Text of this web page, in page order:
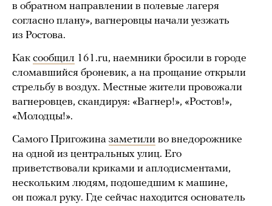
в обратном направлении в полевые лагеря
согласно плану», вагнеровцы начали уезжать
из Ростова.
Как сообщил 161.ru, наемники бросили в городе
сломавшийся броневик, а на прощание открыли
стрельбу в воздух. Местные жители провожали
вагнеровцев, скандируя: «Вагнер!», «Ростов!»,
«Молодцы!».
Самого Пригожина заметили во внедорожнике
на одной из центральных улиц. Его
приветствовали криками и аплодисментами,
нескольким людям, подошедшим к машине,
он пожал руку. Где сейчас находится основатель